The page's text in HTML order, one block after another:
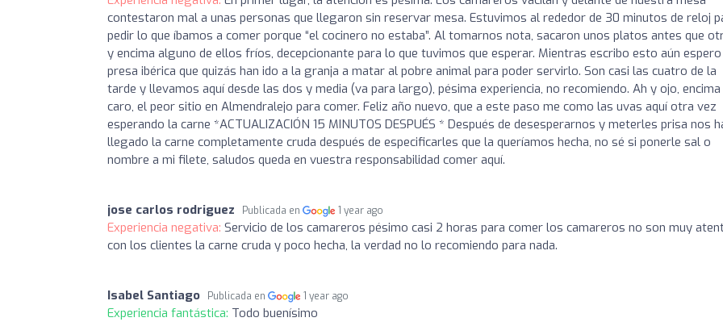
contestaron mal a unas personas que llegaron sin reservar mesa. Estuvimos al rededor de 30 minutos de reloj
pedir lo que íbamos a comer porque “el cocinero no estaba”. Al tomarnos nota, sacaron unos platos antes que
y encima alguno de ellos fríos, decepcionante para lo que tuvimos que esperar. Mientras escribo esto aún espero
presa ibérica que quizás han ido a la granja a matar al pobre animal para poder servirlo. Son casi las cuatro de la
tarde y llevamos aquí desde las dos y media (va para largo), pésima experiencia, no recomiendo. Ah y ojo, encima
caro, el peor sitio en Almendralejo para comer. Feliz año nuevo, que a este paso me como las uvas aquí otra vez
esperando la carne *ACTUALIZACIÓN 15 MINUTOS DESPUÉS * Después de desesperarnos y meterles prisa nos
llegado la carne completamente cruda después de especificarles que la queríamos hecha, no sé si ponerle sal o
nombre a mi filete, saludos queda en vuestra responsabilidad comer aquí.
jose carlos rodriguez Publicada en 1 year ago
Experiencia negativa: Servicio de los camareros pésimo casi 2 horas para comer los camareros no son muy
con los clientes la carne cruda y poco hecha, la verdad no lo recomiendo para nada.
Isabel Santiago Publicada en 1 year ago
Experiencia fantástica: Todo buenísimo